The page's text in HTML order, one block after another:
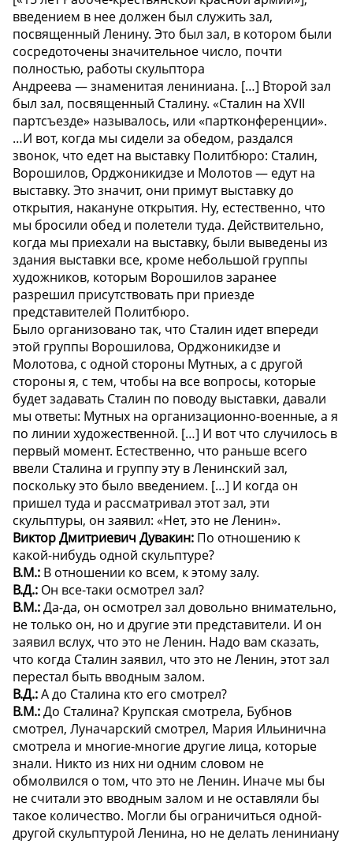
введением в нее должен был служить зал,
посвященный Ленину. Это был зал, в котором были
сосредоточены значительное число, почти
полностью, работы скульптора
Андреева —знаменитая лениниана. […] Второй зал
был зал, посвященный Сталину. «Сталин на XVII
партсъезде» называлось, или «партконференции».
…И вот, когда мы сидели за обедом, раздался
звонок, что едет на выставку Политбюро: Сталин,
Ворошилов, Орджоникидзе и Молотов— едут на
выставку. Это значит, они примут выставку до
открытия, накануне открытия. Ну, естественно, что
мы бросили обед и полетели туда. Действительно,
когда мы приехали на выставку, были выведены из
здания выставки все, кроме небольшой группы
художников, которым Ворошилов заранее
разрешил присутствовать при приезде
представителей Политбюро.
Было организовано так, что Сталин идет впереди
этой группы Ворошилова, Орджоникидзе и
Молотова, с одной стороны Мутных, а с другой
стороны я, с тем, чтобы на все вопросы, которые
будет задавать Сталин по поводу выставки, давали
мы ответы: Мутных на организационно-военные, а я
по линии художественной. […] И вот что случилось в
первый момент. Естественно, что раньше всего
ввели Сталина и группу эту в Ленинский зал,
поскольку это было введением. […] И когда он
пришел туда и рассматривал этот зал, эти
скульптуры, он заявил: «Нет, это не Ленин».
Виктор Дмитриевич Дувакин: По отношению к
какой-нибудь одной скульптуре?
В.М.: В отношении ко всем, к этому залу.
В.Д.: Он все-таки осмотрел зал?
В.М.:Да-да, он осмотрел зал довольно внимательно,
не только он, но и другие эти представители. И он
заявил вслух, что это не Ленин. Надо вам сказать,
что когда Сталин заявил, что это не Ленин, этот зал
перестал быть вводным залом.
В.Д.:А до Сталина кто его смотрел?
В.М.:До Сталина? Крупская смотрела, Бубнов
смотрел, Луначарский смотрел, Мария Ильинична
смотрела и многие-многие другие лица, которые
знали. Никто из них ни одним словом не
обмолвился о том, что это не Ленин. Иначе мы бы
не считали это вводным залом и не оставляли бы
такое количество. Могли бы ограничиться одной-
другой скульптурой Ленина, но не делать лениниану